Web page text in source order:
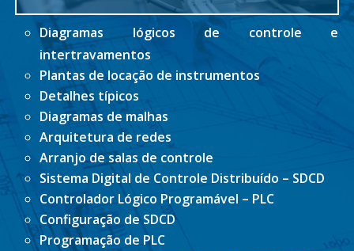
Diagramas lógicos de controle e
intertravamentos
Plantas de locação de instrumentos
Detalhes típicos
Diagramas de malhas
Arquitetura de redes
Arranjo de salas de controle
Sistema Digital de Controle Distribuído – SDCD
Controlador Lógico Programável – PLC
Configuração de SDCD
Programação de PLC